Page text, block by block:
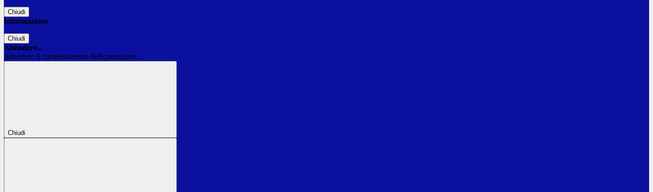
Chiudi
Informazione
Chiudi
Attendere...
Attendere il completamento dell'operazione...
Chiudi